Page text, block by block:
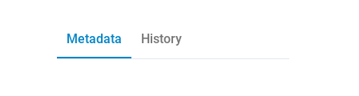
Metadata History